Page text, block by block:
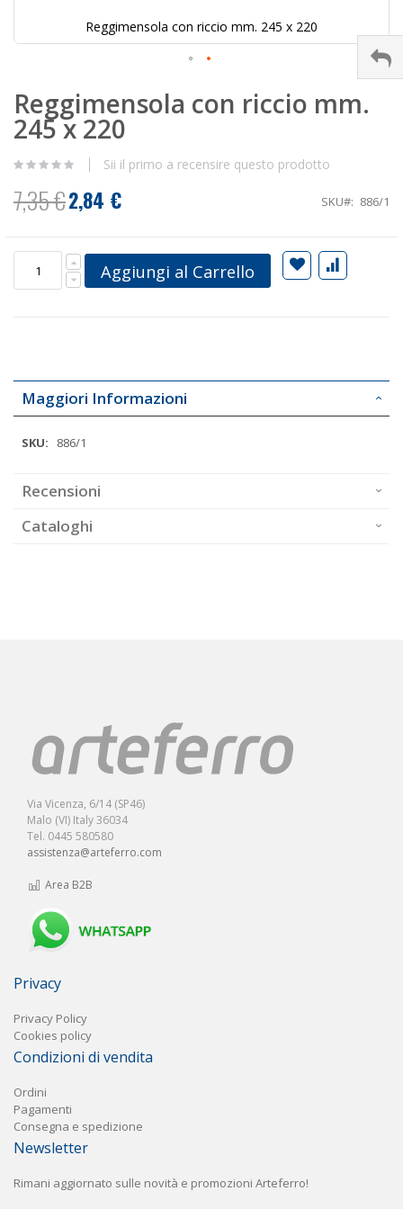
Reggimensola con riccio mm. 245 x 220
all'inizio
della
galleria
immagini
Reggimensola con riccio mm.
245 x 220
Sii il primo a recensire questo prodotto
7,35 €Prezzo
2,84 € SKU 886/1
Aggiungi al Carrello
Maggiori Informazioni
Maggiori886/1
Recensioni
Cataloghi
Via Vicenza, 6/14 (SP46)
Malo (VI) Italy 36034
Tel. 0445 580580
assistenza@arteferro.com
Area B2B
Privacy
Privacy Policy
Cookies policy
Condizioni di vendita
Ordini
Pagamenti
Consegna e spedizione
Newsletter
Rimani aggiornato sulle novità e promozioni Arteferro!